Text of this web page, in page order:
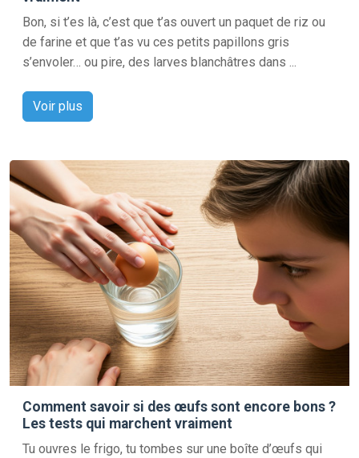
Bon, si t’es là, c’est que t’as ouvert un paquet de riz ou
de farine et que t’as vu ces petits papillons gris
s’envoler… ou pire, des larves blanchâtres dans ...
Voir plus
Comment savoir si des œufs sont encore bons ?
Les tests qui marchent vraiment
Tu ouvres le frigo, tu tombes sur une boîte d’œufs qui